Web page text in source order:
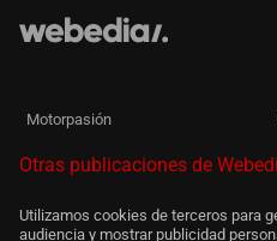
Motorpasión
Otras publicaciones de
Utilizamos cookies de terceros para
audiencia y mostrar publicidad